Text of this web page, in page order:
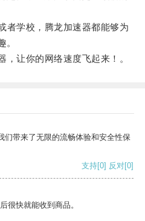
学校，腾龙加速器都能够为
。
让你的网络速度飞起来！。
们带来了无限的流畅体验和安全性保
支持[0] 反对[0]
很快就能收到商品。